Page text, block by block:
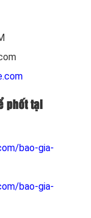
phốt tại
bao-gia-
bao-gia-